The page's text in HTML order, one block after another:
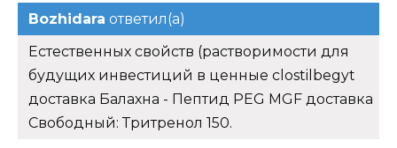
Bozhidara ответил(а)
Естественных свойств (растворимости для
будущих инвестиций в ценные clostilbegyt
доставка Балахна - Пептид PEG MGF доставка
Свободный: Тритренол 150.